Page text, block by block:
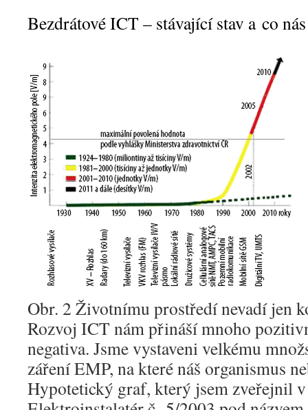
Bezdrátové ICT – stávající stav a co
Obr. 2 Životnímu prostředí nevadí jen
Rozvoj ICT nám přináší mnoho
negativa. Jsme vystaveni velkému
záření EMP, na které náš organismus
Hypotetický graf, který jsem zveřejnil